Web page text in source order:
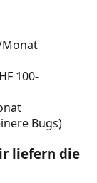
Monat
100-
Bugs)
liefern die